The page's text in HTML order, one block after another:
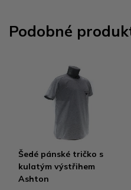
Podobné
Šedé pánské tričko s
kulatým výstřihem
Ashton